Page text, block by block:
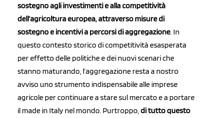
sostegno agli investimenti e alla competitività
dell’agricoltura europea, attraverso misure di
sostegno e incentivi a percorsi di aggregazione. In
questo contesto storico di competitività esasperata
per effetto delle politiche e dei nuovi scenari che
stanno maturando, l’aggregazione resta a nostro
avviso uno strumento indispensabile alle imprese
agricole per continuare a stare sul mercato e a portare
il made in Italy nel mondo. Purtroppo, di tutto questo